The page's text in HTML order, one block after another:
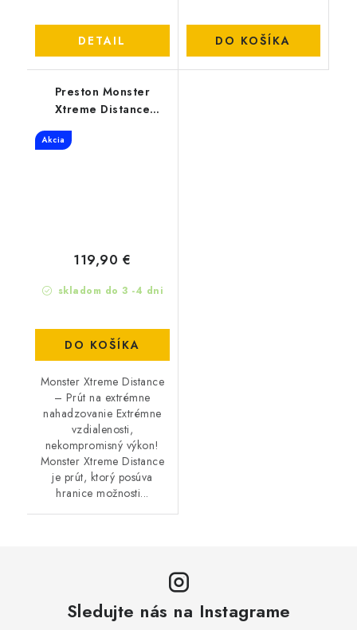
DETAIL DO KOŠÍKA
Preston Monster
Xtreme Distance
Feeder 3.6M 150gr
Akcia
skladom do 3 -4 dni
119,90 €
DO KOŠÍKA
Monster Xtreme Distance
– Prút na extrémne
nahadzovanie Extrémne
vzdialenosti,
nekompromisný výkon!
Monster Xtreme Distance
je prút, ktorý posúva
hranice možnosti...
Sledujte nás na Instagrame